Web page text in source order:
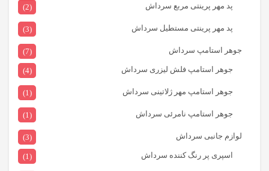
پد مهر پرینتی مربع سرداش (2)
پد مهر پرینتی مستطیل سرداش (3)
جوهر استامپ سرداش
(7)
جوهر استامپ فلش لیزری سرداش
(4)
جوهر استامپ مهر ژلاتینی سرداش (1)
جوهر استامپ نامرئی سرداش (1)
لوازم جانبی سرداش
(3)
اسپری پر رنگ کننده سرداش
(1)